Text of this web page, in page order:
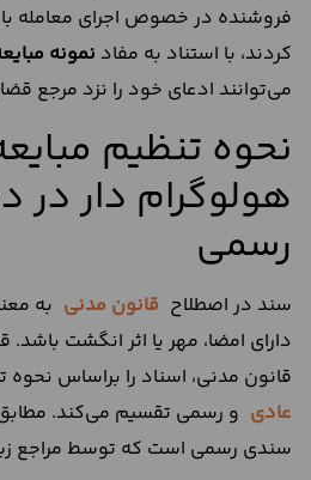
فروشنده در خصوص اجرای معامله با
کردند، با استناد به مفاد نمونه
می‌توانند ادعای خود را نزد مرجع
نحوه تنظیم
هولوگرام دار در
رسمی
سند در اصطلاح قانون مدنی به
قانون مدنی، اسناد را براساس نحوه
عادی
سندی رسمی است که توسط مراجع